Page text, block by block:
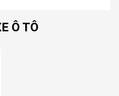
Ô TÔ